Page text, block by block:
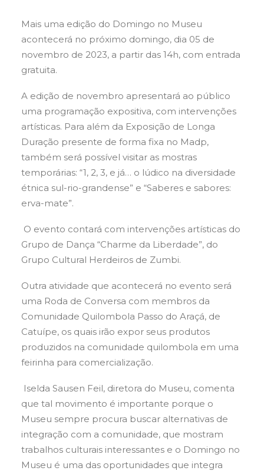
Mais uma edição do Domingo no Museu
acontecerá no próximo domingo, dia 05 de
novembro de 2023, a partir das 14h, com entrada
gratuita.
A edição de novembro apresentará ao público
uma programação expositiva, com intervenções
artísticas. Para além da Exposição de Longa
Duração presente de forma fixa no Madp,
também será possível visitar as mostras
temporárias: “1, 2, 3, e já… o lúdico na diversidade
étnica sul-rio-grandense” e “Saberes e sabores:
erva-mate”.
O evento contará com intervenções artísticas do
Grupo de Dança “Charme da Liberdade”, do
Grupo Cultural Herdeiros de Zumbi.
Outra atividade que acontecerá no evento será
uma Roda de Conversa com membros da
Comunidade Quilombola Passo do Araçá, de
Catuípe, os quais irão expor seus produtos
produzidos na comunidade quilombola em uma
feirinha para comercialização.
Iselda Sausen Feil, diretora do Museu, comenta
que tal movimento é importante porque o
Museu sempre procura buscar alternativas de
integração com a comunidade, que mostram
trabalhos culturais interessantes e o Domingo no
Museu é uma das oportunidades que integra